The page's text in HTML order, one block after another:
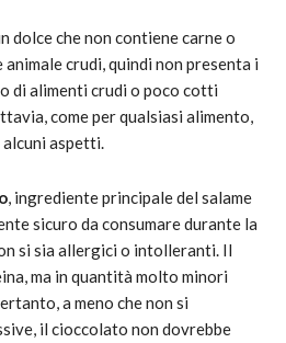
dolce che non contiene carne o
crudi, quindi non presenta i
di alimenti crudi o poco cotti
come per qualsiasi alimento,
aspetti.
, ingrediente principale del salame
sicuro da consumare durante la
si sia allergici o intolleranti. Il
ma in quantità molto minori
a meno che non si
il cioccolato non dovrebbe